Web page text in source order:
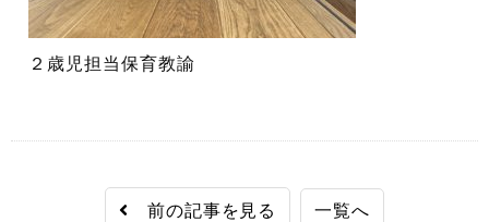
２歳児担当保育教諭
前の記事を見る 一覧へ